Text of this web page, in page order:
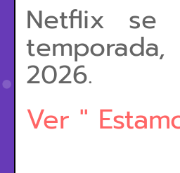
Netflix se
2026.
Ver "